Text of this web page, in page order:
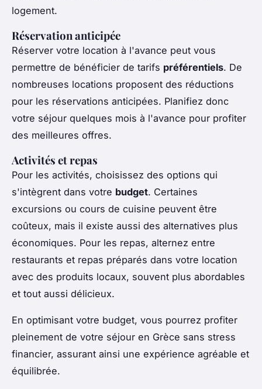
logement.
Réservation anticipée
Réserver votre location à l'avance peut vous
permettre de bénéficier de tarifs préférentiels. De
nombreuses locations proposent des réductions
pour les réservations anticipées. Planifiez donc
votre séjour quelques mois à l'avance pour profiter
des meilleures offres.
Activités et repas
Pour les activités, choisissez des options qui
s'intègrent dans votre budget. Certaines
excursions ou cours de cuisine peuvent être
coûteux, mais il existe aussi des alternatives plus
économiques. Pour les repas, alternez entre
restaurants et repas préparés dans votre location
avec des produits locaux, souvent plus abordables
et tout aussi délicieux.
En optimisant votre budget, vous pourrez profiter
pleinement de votre séjour en Grèce sans stress
financier, assurant ainsi une expérience agréable et
équilibrée.